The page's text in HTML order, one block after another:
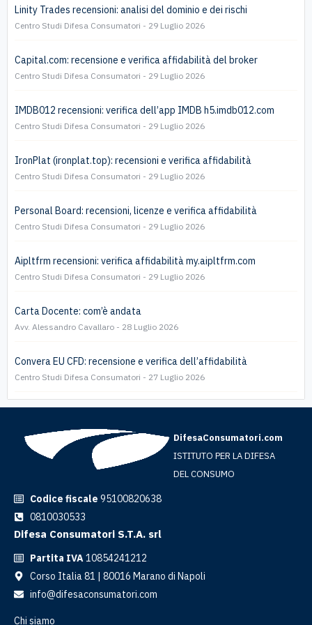
Linity Trades recensioni: analisi del dominio e dei rischi
Centro Studi Difesa Consumatori 29 Luglio 2026
Capital.com: recensione e verifica affidabilità del broker
Centro Studi Difesa Consumatori 29 Luglio 2026
IMDB012 recensioni: verifica dell’app IMDB h5.imdb012.com
Centro Studi Difesa Consumatori 29 Luglio 2026
IronPlat (ironplat.top): recensioni e verifica affidabilità
Centro Studi Difesa Consumatori 29 Luglio 2026
Personal Board: recensioni, licenze e verifica affidabilità
Centro Studi Difesa Consumatori 29 Luglio 2026
Aipltfrm recensioni: verifica affidabilità my.aipltfrm.com
Centro Studi Difesa Consumatori 29 Luglio 2026
Carta Docente: com’è andata
Avv. Alessandro Cavallaro 28 Luglio 2026
Convera EU CFD: recensione e verifica dell’affidabilità
Centro Studi Difesa Consumatori 27 Luglio 2026
DifesaConsumatori.com
ISTITUTO PER LA DIFESA
DEL CONSUMO
Codice fiscale 95100820638
0810030533
Difesa Consumatori S.T.A. srl
Partita IVA10854241212
Corso Italia 81 | 80016 Marano di Napoli
info@difesaconsumatori.com
Chi siamo